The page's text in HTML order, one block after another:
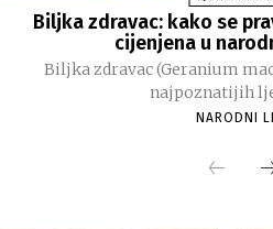
Biljka zdravac: kako se
cijenjena u
Biljka zdravac (Geranium
najpoznatijih
NARODNI